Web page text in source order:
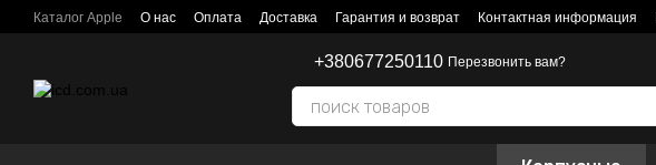
Перейти к основному контенту
Каталог Apple О нас Оплата Доставка Гарантия и возврат Контактная информация
+380677250110 Перезвонить вам?